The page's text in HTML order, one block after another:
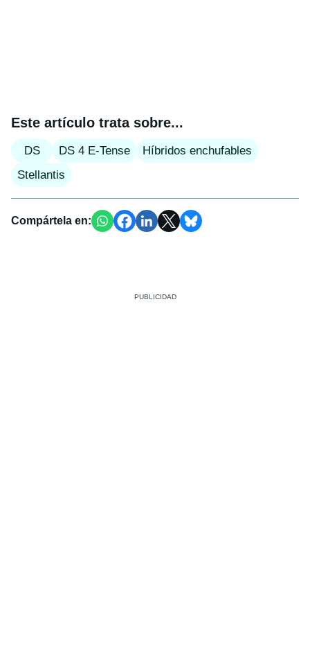
Este artículo trata sobre...
DS DS 4 E-Tense
Híbridos enchufables
Stellantis
Compártela en: